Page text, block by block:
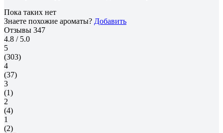
Пока таких нет
Знаете похожие ароматы? Добавить
Отзывы 347
4.8 / 5.0
5
(303)
4
(37)
3
(1)
2
(4)
1
(2)